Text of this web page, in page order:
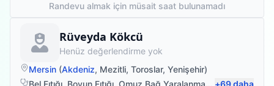
Randevu almak için müsait saat bulunamadı
Rüveyda Kökcü
Fizyoterapist
Henüz değerlendirme yok
Mersin (Akdeniz, Mezitli, Toroslar, Yenişehir)